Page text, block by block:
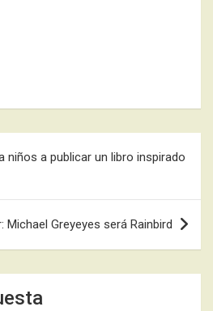
niños a publicar un libro inspirado
Michael Greyeyes será Rainbird